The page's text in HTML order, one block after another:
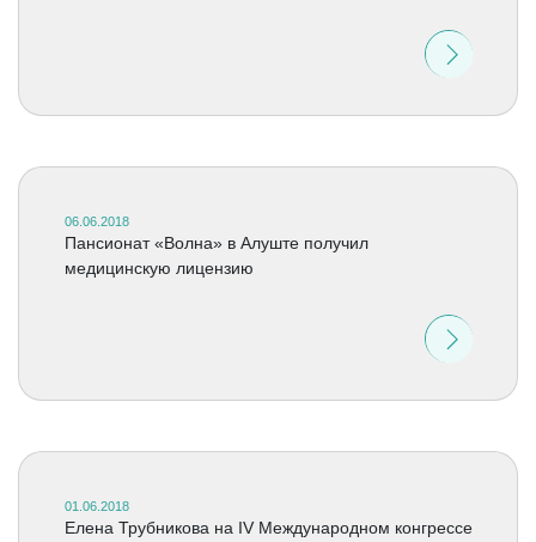
06.06.2018
Пансионат «Волна» в Алуште получил
медицинскую лицензию
01.06.2018
Елена Трубникова на IV Международном конгрессе